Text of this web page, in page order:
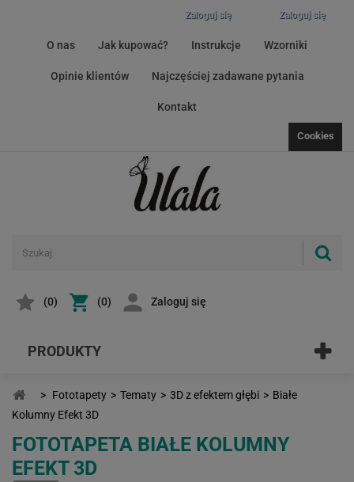
Zaloguj się
Zaloguj się
O nas Jak kupować? Instrukcje Wzorniki
Opinie klientów Najczęściej zadawane pytania
Kontakt
Cookies
(0) (0) Zaloguj się
PRODUKTY
> Fototapety > Tematy > 3D z efektem głębi > Białe
Kolumny Efekt 3D
FOTOTAPETA BIAŁE KOLUMNY
EFEKT 3D